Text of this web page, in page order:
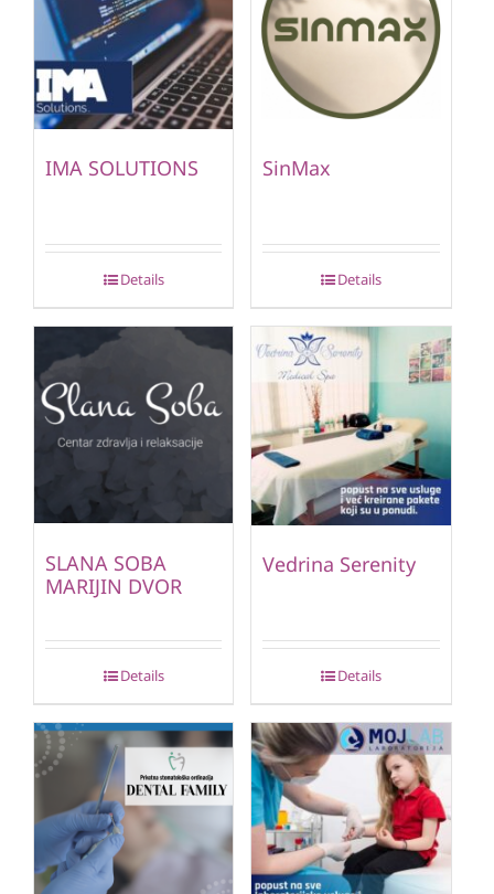
IMA SOLUTIONS
Details
SinMax
Details
SLANA SOBA
MARIJIN DVOR
Details
Vedrina Serenity
Details